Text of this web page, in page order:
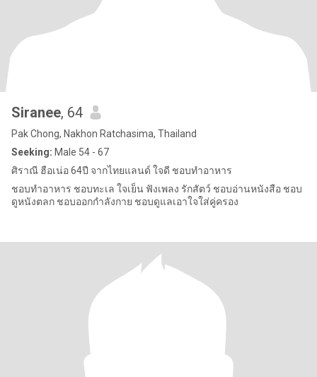
Siranee, 64
Pak Chong, Nakhon Ratchasima, Thailand
Seeking: Male 54 - 67
ศิราณี ฮือเน่อ 64ปี จากไทยแลนด์ ใจดี ชอบทำอาหาร
ชอบทำอาหาร ชอบทะเล ใจเย็น ฟังเพลง รักสัตว์ ชอบอ่านหนังสือ ชอบ
ดูหนังตลก ชอบออกกำลังกาย ชอบดูแลเอาใจใส่คู่ครอง